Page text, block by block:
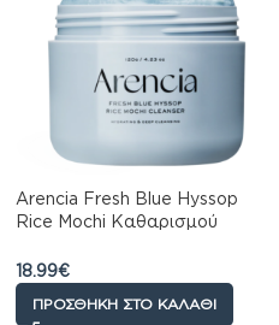
Arencia Fresh Blue Hyssop
Rice Mochi Καθαρισμού
Επιδερμίδες 120gr
18.99€
ΠΡΟΣΘΉΚΗ ΣΤΟ ΚΑΛΆΘΙ